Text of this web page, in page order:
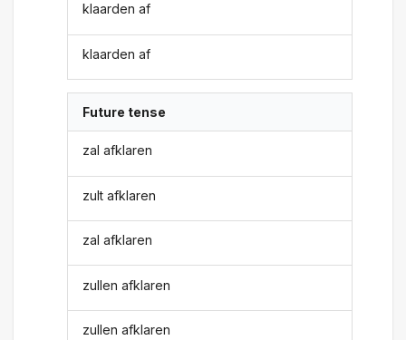
klaarden af
klaarden af
Future tense
zal afklaren
zult afklaren
zal afklaren
zullen afklaren
zullen afklaren